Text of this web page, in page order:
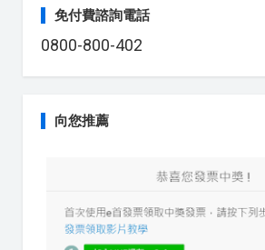
免付費諮詢電話
0800-800-402
向您推薦